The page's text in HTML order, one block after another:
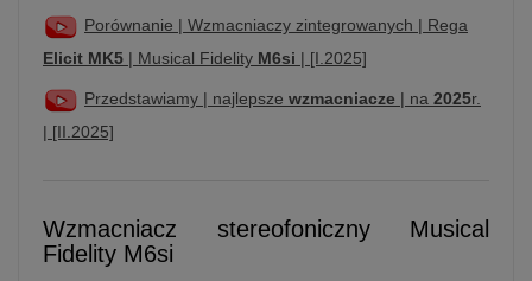
Porównanie | Wzmacniaczy zintegrowanych | Rega
Elicit MK5 | Musical Fidelity M6si | [I.2025]
Przedstawiamy | najlepsze wzmacniacze | na 2025r.
| [II.2025]
Wzmacniacz stereofoniczny Musical
Fidelity M6si